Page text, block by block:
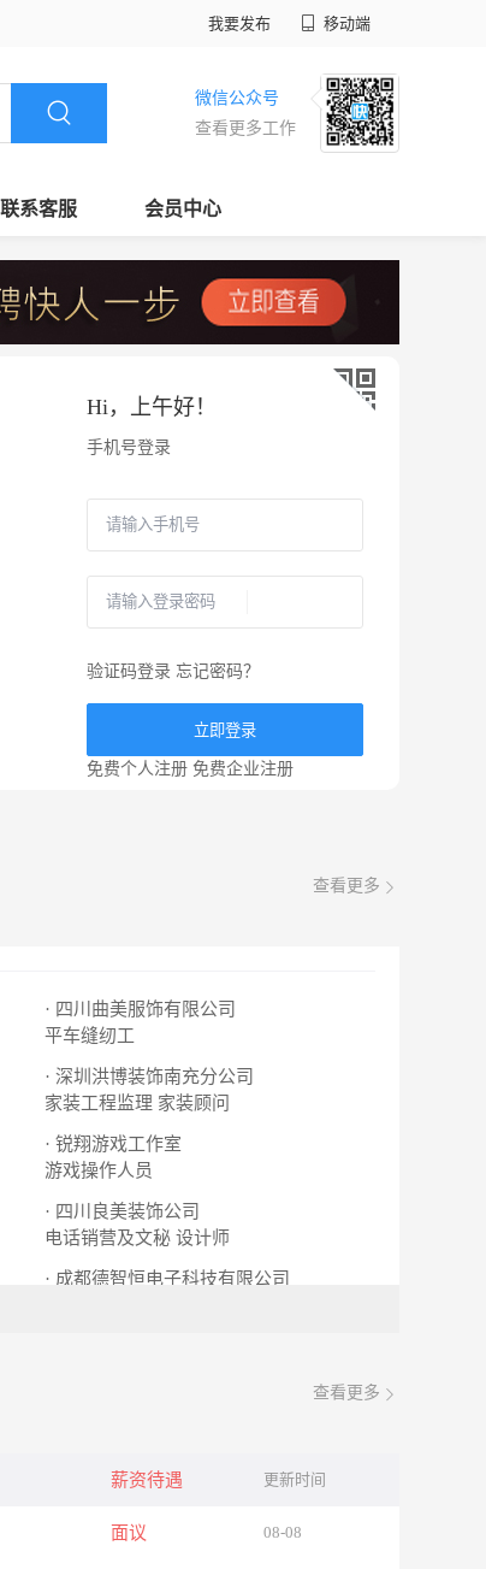
我要发布 移动端
微信公众号
查看更多工作
联系客服 会员中心
Hi， 上午好！
手机号登录
验证码登录 忘记密码？
立即登录
免费个人注册 免费企业注册
查看更多
· 四川曲美服饰有限公司
平车缝纫工
· 深圳洪博装饰南充分公司
家装工程监理 家装顾问
· 锐翔游戏工作室
游戏操作人员
· 四川良美装饰公司
电话销营及文秘 设计师
· 成都德智恒电子科技有限公司
查看更多
薪资待遇 更新时间
面议 08-08